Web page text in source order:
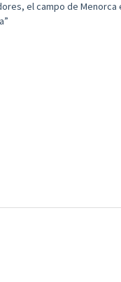
el campo de